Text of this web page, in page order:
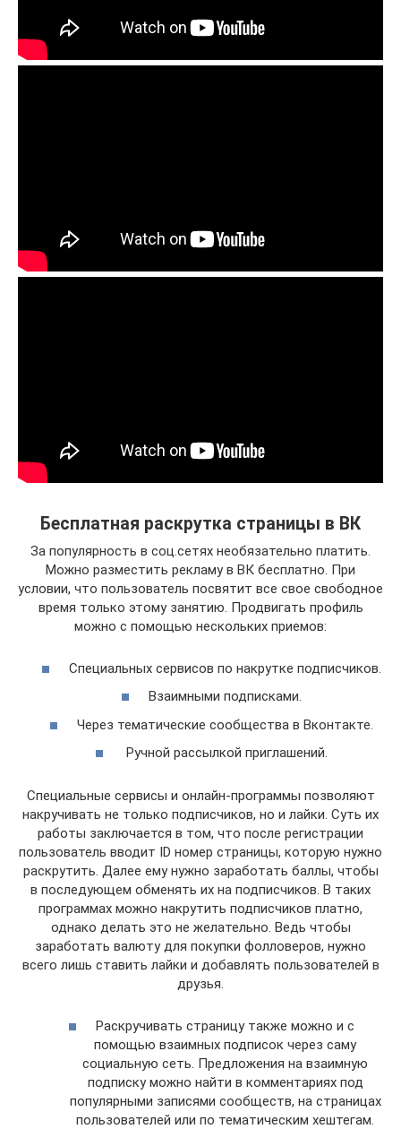
Бесплатная раскрутка страницы в ВК
За популярность в соц.сетях необязательно платить.
Можно разместить рекламу в ВК бесплатно. При
условии, что пользователь посвятит все свое свободное
время только этому занятию. Продвигать профиль
можно с помощью нескольких приемов:
Специальных сервисов по накрутке подписчиков.
Взаимными подписками.
Через тематические сообщества в Вконтакте.
Ручной рассылкой приглашений.
Специальные сервисы и онлайн-программы позволяют
накручивать не только подписчиков, но и лайки. Суть их
работы заключается в том, что после регистрации
пользователь вводит ID номер страницы, которую нужно
раскрутить. Далее ему нужно заработать баллы, чтобы
в последующем обменять их на подписчиков. В таких
программах можно накрутить подписчиков платно,
однако делать это не желательно. Ведь чтобы
заработать валюту для покупки фолловеров, нужно
всего лишь ставить лайки и добавлять пользователей в
друзья.
Раскручивать страницу также можно и с
помощью взаимных подписок через саму
социальную сеть. Предложения на взаимную
подписку можно найти в комментариях под
популярными записями сообществ, на страницах
пользователей или по тематическим хештегам.